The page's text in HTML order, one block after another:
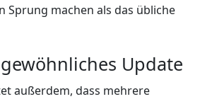
Sprung machen als das übliche
Update
außerdem, dass mehrere